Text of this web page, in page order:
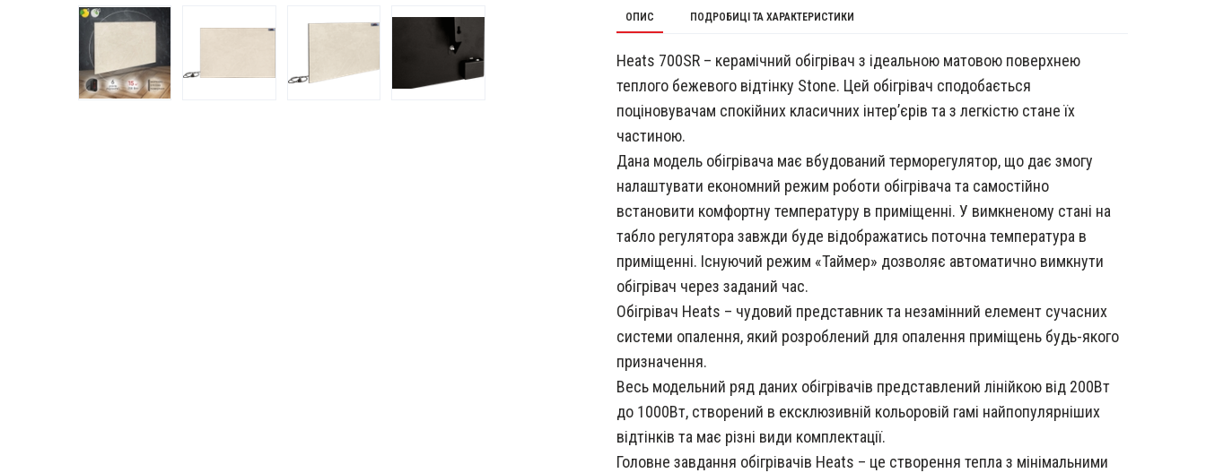
ОПИС ПОДРОБИЦІ ТА ХАРАКТЕРИСТИКИ
Heats 700SR – керамічний обігрівач з ідеальною матовою поверхнею
теплого бежевого відтінку Stone. Цей обігрівач сподобається
поціновувачам спокійних класичних інтер’єрів та з легкістю стане їх
частиною.
Дана модель обігрівача має вбудований терморегулятор, що дає змогу
налаштувати економний режим роботи обігрівача та самостійно
встановити комфортну температуру в приміщенні. У вимкненому стані на
табло регулятора завжди буде відображатись поточна температура в
приміщенні. Існуючий режим «Таймер» дозволяє автоматично вимкнути
обігрівач через заданий час.
Обігрівач Heats – чудовий представник та незамінний елемент сучасних
системи опалення, який розроблений для опалення приміщень будь-якого
призначення.
Весь модельний ряд даних обігрівачів представлений лінійкою від 200Вт
до 1000Вт, створений в ексклюзивній кольоровій гамі найпопулярніших
відтінків та має різні види комплектації.
Головне завдання обігрівачів Heats – це створення тепла з мінімальними